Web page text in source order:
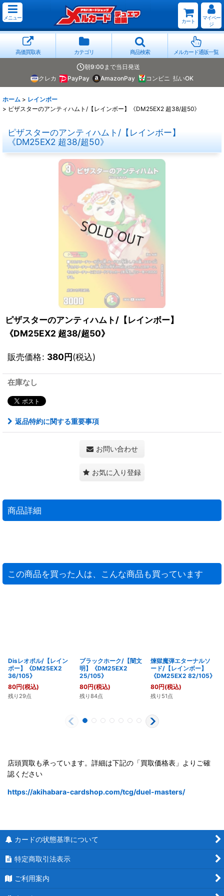
メニュー
カート
マイペー
ジ
高価買取表 カテゴリ 商品検索 メルカード通販一覧
朝9:00まで当日発送
クレカ
PayPay AmazonPay コンビニ 払いOK
ホーム > レインボー
> ピザスターのアンティハムト/【レインボー】《DM25EX2 超38/超50》
ピザスターのアンティハムト/【レインボー】
《DM25EX2 超38/超50》
ピザスターのアンティハムト/【レインボー】
《DM25EX2 超38/超50》
販売価格: 380円(税込)
在庫なし
返品特約に関する重要事項
お問い合わせ
お気に入り登録
商品詳細
この商品を買った人は、こんな商品も買っています
Disレオポル/【レイン
ボー】《DM25EX2
36/105》
80円(税込)
残り29点
ブラックホーク/【闇文
明】《DM25EX2
25/105》
80円(税込)
残り84点
煉獄魔弾エターナルソ
ード/【レインボー】
《DM25EX2 82/105》
80円(税込)
残り51点
店頭買取も承っています。詳細は下記の「買取価格表」よりご確
認ください
https://akihabara-cardshop.com/tcg/duel-masters/
カードの状態基準について
特定商取引法表示
ご利用案内